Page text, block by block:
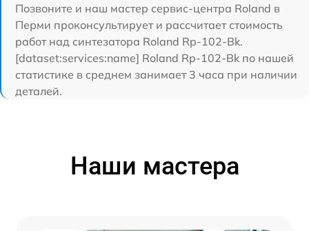
Позвоните и наш мастер сервис-центра Roland в
Перми проконсультирует и рассчитает стоимость
работ над синтезатора Roland Rp-102-Bk.
[dataset:services:name] Roland Rp-102-Bk по нашей
статистике в среднем занимает 3 часа при наличии
деталей.
Наши мастера